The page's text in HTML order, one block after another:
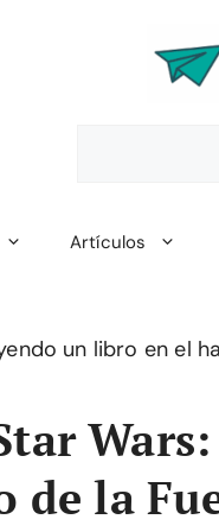
Artículos
de la